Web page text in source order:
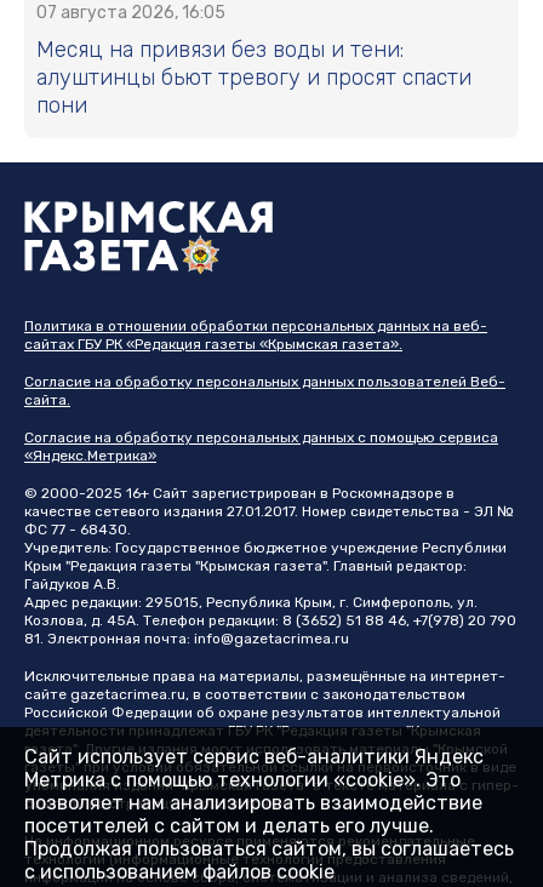
07 августа 2026, 16:05
Месяц на привязи без воды и тени:
алуштинцы бьют тревогу и просят спасти
пони
Политика в отношении обработки персональных данных на веб-
сайтах ГБУ РК «Редакция газеты «Крымская газета».
Согласие на обработку персональных данных пользователей Веб-
сайта.
Согласие на обработку персональных данных с помощью сервиса
«Яндекс.Метрика»
© 2000-2025 16+ Сайт зарегистрирован в Роскомнадзоре в
качестве сетевого издания 27.01.2017. Номер свидетельства - ЭЛ №
ФС 77 - 68430.
Учредитель: Государственное бюджетное учреждение Республики
Крым "Редакция газеты "Крымская газета". Главный редактор:
Гайдуков А.В.
Адрес редакции: 295015, Республика Крым, г. Симферополь, ул.
Козлова, д. 45А. Телефон редакции: 8 (3652) 51 88 46, +7(978) 20 790
81. Электронная почта: info@gazetacrimea.ru
Исключительные права на материалы, размещённые на интернет-
сайте gazetacrimea.ru, в соответствии с законодательством
Российской Федерации об охране результатов интеллектуальной
деятельности принадлежат ГБУ РК "Редакция газеты "Крымская
газета". Другие издания могут использовать материалы "Крымской
газеты" при условии обязательной ссылки на первоисточник в виде
упоминания издания "Крымская газета" в тексте материала с гипер-
ссылкой на страницу-первоисточник
На информационном ресурсе применяются рекомендательные
технологии (информационные технологии предоставления
информации на основе сбора, систематизации и анализа сведений,
Сайт использует сервис веб-аналитики Яндекс
Метрика с помощью технологии «cookie». Это
позволяет нам анализировать взаимодействие
посетителей с сайтом и делать его лучше.
Продолжая пользоваться сайтом, вы соглашаетесь
с использованием файлов cookie